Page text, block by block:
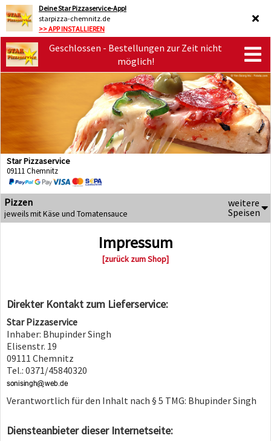
Deine Star Pizzaservice-App!
starpizza-chemnitz.de
>> APP INSTALLIEREN
Geschlossen - Bestellungen zur Zeit nicht
möglich!
Star Pizzaservice
09111 Chemnitz
Pizzen
jeweils mit Käse und Tomatensauce
weitere
Speisen
Impressum
[zurück zum Shop]
Direkter Kontakt zum Lieferservice:
Star Pizzaservice
Inhaber: Bhupinder Singh
Elisenstr. 19
09111 Chemnitz
Tel.: 0371/45840320
Verantwortlich für den Inhalt nach § 5 TMG: Bhupinder Singh
Diensteanbieter dieser Internetseite: